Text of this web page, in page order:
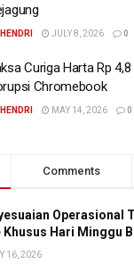
HENDRI JULY 8, 2026 0
Curiga Harta Rp
Chromebook
HENDRI MAY 14, 2026 0
Comments
Operasional
Khusus Hari Minggu
16, 2026